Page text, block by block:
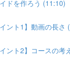
ドを作ろう (11:10)
ント1】動画の長さ
ント2】コースの考